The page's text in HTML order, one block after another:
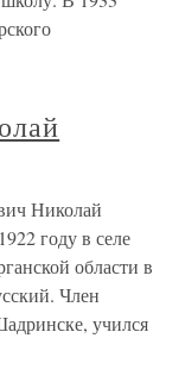
Николай
году в селе
области в
Член
учился